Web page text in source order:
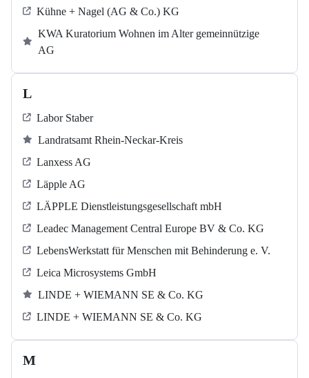
Kühne + Nagel (AG & Co.) KG
KWA Kuratorium Wohnen im Alter gemeinnützige
AG
L
Labor Staber
Landratsamt Rhein-Neckar-Kreis
Lanxess AG
Läpple AG
LÄPPLE Dienstleistungsgesellschaft mbH
Leadec Management Central Europe BV & Co. KG
LebensWerkstatt für Menschen mit Behinderung e. V.
Leica Microsystems GmbH
LINDE + WIEMANN SE & Co. KG
LINDE + WIEMANN SE & Co. KG
M